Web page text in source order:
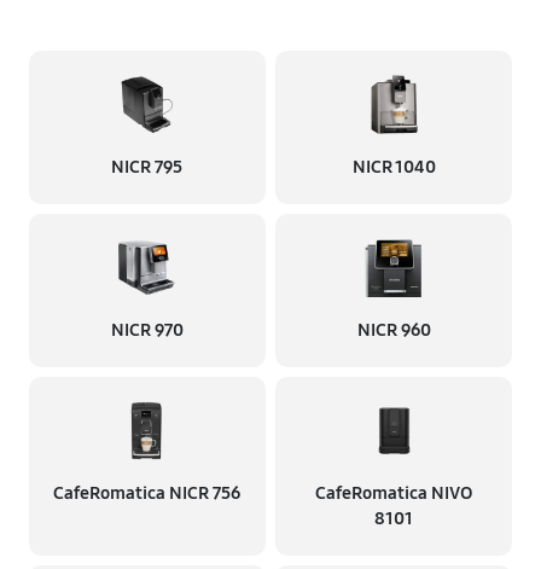
NICR 795 NICR 1040
NICR 970 NICR 960
CafeRomatica NICR 756
CafeRomatica NIVO
8101